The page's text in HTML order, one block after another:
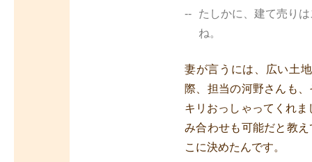
たしかに、建て売り
ね。
妻が言うには、広い土
際、担当の河野さんも
キリおっしゃってくれ
み合わせも可能だと教
こに決めたんです。